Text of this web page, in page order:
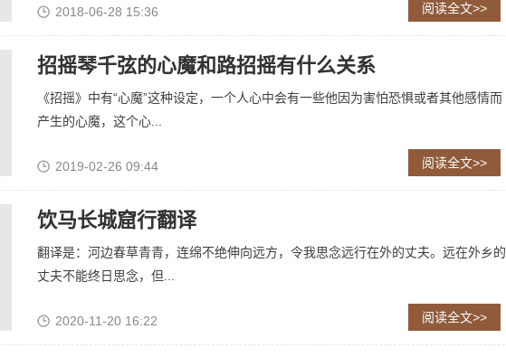
2018-06-28 15:36 阅读全文>>
招摇琴千弦的心魔和路招摇有什么关系
《招摇》中有“心魔”这种设定，一个人心中会有一些他因为害怕恐惧或者其他感情而
产生的心魔，这个心...
2019-02-26 09:44 阅读全文>>
饮马长城窟行翻译
翻译是：河边春草青青，连绵不绝伸向远方，令我思念远行在外的丈夫。远在外乡的
丈夫不能终日思念，但...
2020-11-20 16:22 阅读全文>>